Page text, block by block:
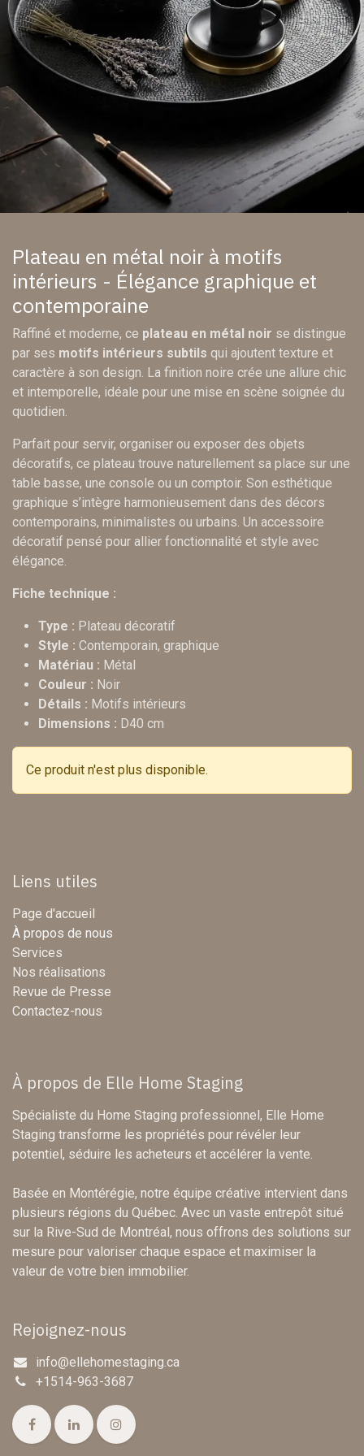
Plateau en métal noir à motifs
intérieurs - Élégance graphique et
contemporaine
Raffiné et moderne, ce plateau en métal noir se distingue
par ses motifs intérieurs subtils qui ajoutent texture et
caractère à son design. La finition noire crée une allure chic
et intemporelle, idéale pour une mise en scène soignée du
quotidien.
Parfait pour servir, organiser ou exposer des objets
décoratifs, ce plateau trouve naturellement sa place sur une
table basse, une console ou un comptoir. Son esthétique
graphique s’intègre harmonieusement dans des décors
contemporains, minimalistes ou urbains. Un accessoire
décoratif pensé pour allier fonctionnalité et style avec
élégance.
Fiche technique :
Type : Plateau décoratif
Style : Contemporain, graphique
Matériau : Métal
Couleur : Noir
Détails : Motifs intérieurs
Dimensions : D40 cm
Ce produit n'est plus disponible.
Liens utiles
Page d'accueil
À propos de nous
Services
Nos réalisations
Revue de Presse
Contactez-nous
À propos de Elle Home Staging
Spécialiste du Home Staging professionnel, Elle Home
Staging transforme les propriétés pour révéler leur
potentiel, séduire les acheteurs et accélérer la vente.
Basée en Montérégie, notre équipe créative intervient dans
plusieurs régions du Québec. Avec un vaste entrepôt situé
sur la Rive-Sud de Montréal, nous offrons des solutions sur
mesure pour valoriser chaque espace et maximiser la
valeur de votre bien immobilier.
Rejoignez-nous
info@ellehomestaging.ca
+1514-963-3687